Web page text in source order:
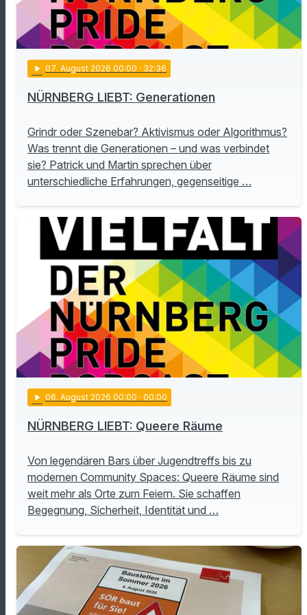
play_arrow 07. August 2026 00:00 · 32:36
NÜRNBERG LIEBT: Generationen
Grindr oder Szenebar? Aktivismus oder Algorithmus?
Was trennt die Generationen – und was verbindet
sie? Patrick und Martin sprechen über
unterschiedliche Erfahrungen, gegenseitige …
play_arrow 06. August 2026 00:00 · 00:00
NÜRNBERG LIEBT: Queere Räume
Von legendären Bars über Jugendtreffs bis zu
modernen Community Spaces: Queere Räume sind
weit mehr als Orte zum Feiern. Sie schaffen
Begegnung, Sicherheit, Identität und …